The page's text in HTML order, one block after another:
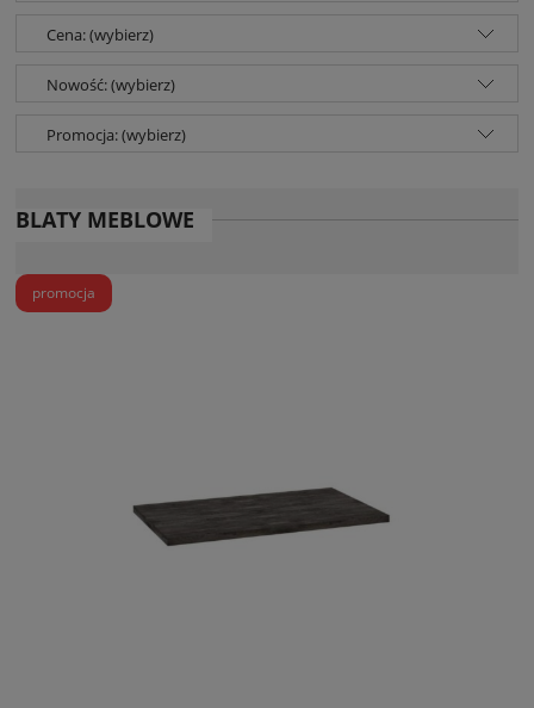
Cena: (wybierz)
Nowość: (wybierz)
Promocja: (wybierz)
BLATY MEBLOWE
promocja